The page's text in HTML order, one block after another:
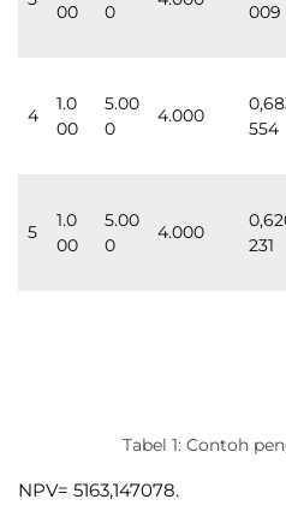
00 0 009
4
1.0
00
5.00
0
4.000
554
5
1.0
00
5.00
0
4.000
231
Tabel 1: Contoh
NPV= 5163,147078.